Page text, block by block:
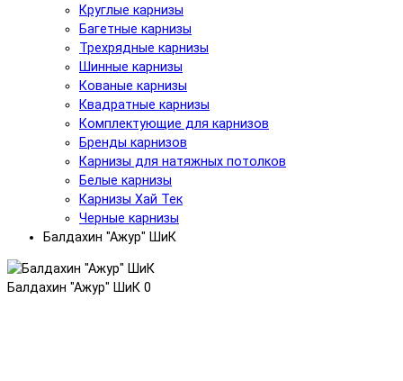
Круглые карнизы
Багетные карнизы
Трехрядные карнизы
Шинные карнизы
Кованые карнизы
Квадратные карнизы
Комплектующие для карнизов
Бренды карнизов
Карнизы для натяжных потолков
Белые карнизы
Карнизы Хай Тек
Черные карнизы
Балдахин "Ажур" ШиК
Балдахин "Ажур" ШиК 0